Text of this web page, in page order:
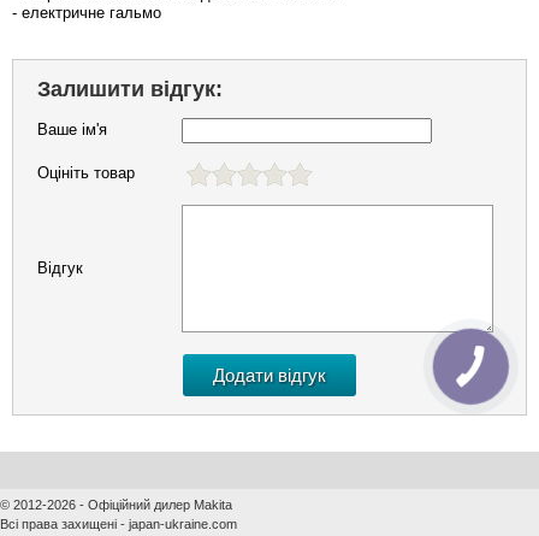
- електричне гальмо
Залишити відгук:
Ваше ім'я
Оцініть товар
Відгук
© 2012-2026 - Офіційний дилер Makita
Всі права захищені - japan-ukraine.com